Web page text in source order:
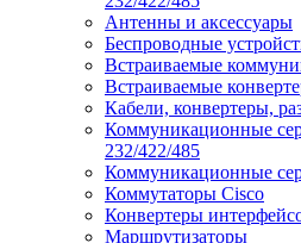
Антенны и аксессуары
Беспроводные
Встраиваемые
Встраиваемые
Кабели, конвертеры,
Коммуникационные
232/422/485
Коммуникационные
Коммутаторы Cisco
Конвертеры
Маршрутизаторы